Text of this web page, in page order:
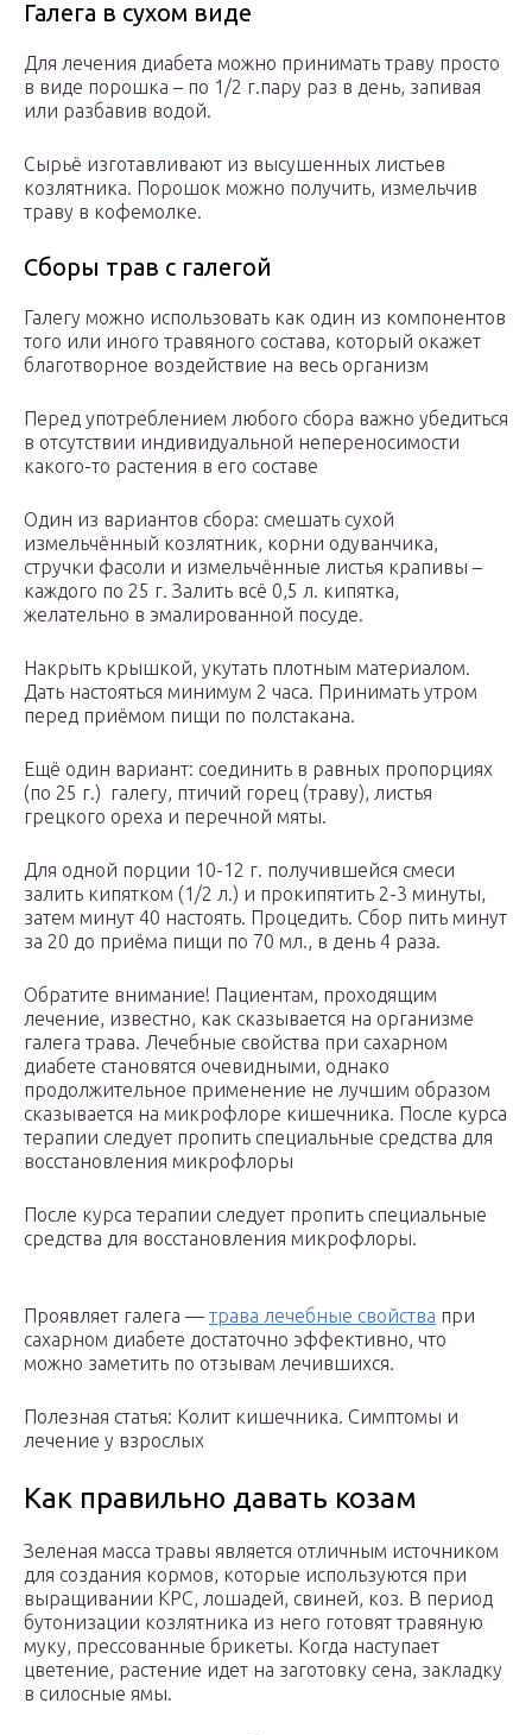
Галега в сухом виде
Для лечения диабета можно принимать траву просто
в виде порошка – по 1/2 г.пару раз в день, запивая
или разбавив водой.
Сырьё изготавливают из высушенных листьев
козлятника. Порошок можно получить, измельчив
траву в кофемолке.
Сборы трав с галегой
Галегу можно использовать как один из компонентов
того или иного травяного состава, который окажет
благотворное воздействие на весь организм
Перед употреблением любого сбора важно убедиться
в отсутствии индивидуальной непереносимости
какого-то растения в его составе
Один из вариантов сбора: смешать сухой
измельчённый козлятник, корни одуванчика,
стручки фасоли и измельчённые листья крапивы –
каждого по 25 г. Залить всё 0,5 л. кипятка,
желательно в эмалированной посуде.
Накрыть крышкой, укутать плотным материалом.
Дать настояться минимум 2 часа. Принимать утром
перед приёмом пищи по полстакана.
Ещё один вариант: соединить в равных пропорциях
(по 25 г.) галегу, птичий горец (траву), листья
грецкого ореха и перечной мяты.
Для одной порции 10-12 г. получившейся смеси
залить кипятком (1/2 л.) и прокипятить 2-3 минуты,
затем минут 40 настоять. Процедить. Сбор пить минут
за 20 до приёма пищи по 70 мл., в день 4 раза.
Обратите внимание! Пациентам, проходящим
лечение, известно, как сказывается на организме
галега трава. Лечебные свойства при сахарном
диабете становятся очевидными, однако
продолжительное применение не лучшим образом
сказывается на микрофлоре кишечника. После курса
терапии следует пропить специальные средства для
восстановления микрофлоры
После курса терапии следует пропить специальные
средства для восстановления микрофлоры.
Проявляет галега — трава лечебные свойства при
сахарном диабете достаточно эффективно, что
можно заметить по отзывам лечившихся.
Полезная статья: Колит кишечника. Симптомы и
лечение у взрослых
Как правильно давать козам
Зеленая масса травы является отличным источником
для создания кормов, которые используются при
выращивании КРС, лошадей, свиней, коз. В период
бутонизации козлятника из него готовят травяную
муку, прессованные брикеты. Когда наступает
цветение, растение идет на заготовку сена, закладку
в силосные ямы.